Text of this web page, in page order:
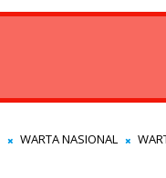
WARTA NASIONAL